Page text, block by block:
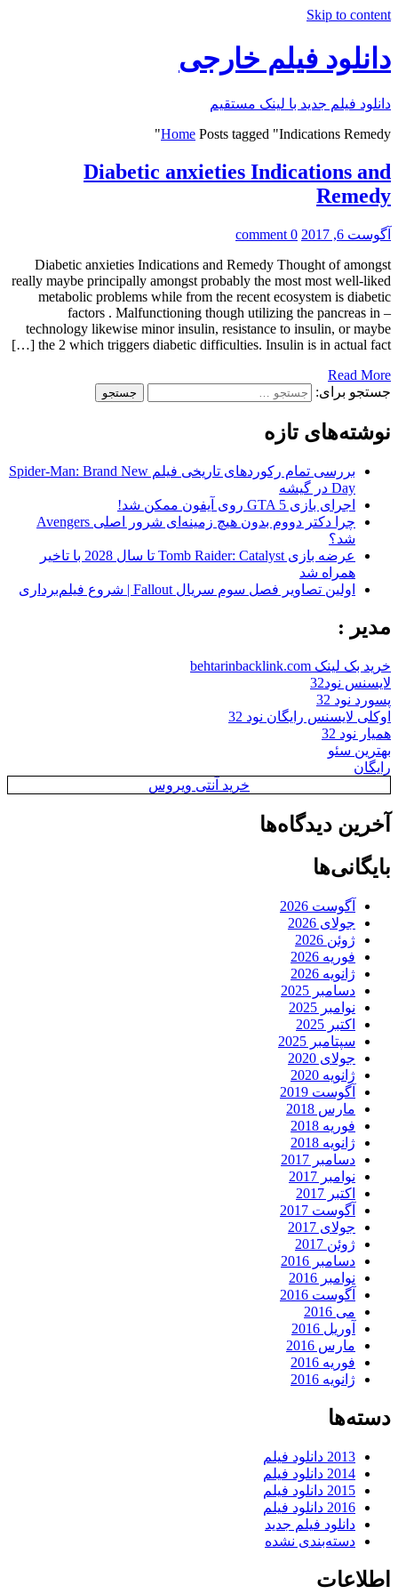
Skip to content
دانلود فیلم خارجی
دانلود فیلم جدید با لینک مستقیم
Home Posts tagged "Indications Remedy"
Diabetic anxieties Indications and
Remedy
آگوست 6, 2017
0 comment
Diabetic anxieties Indications and Remedy Thought of amongst
really maybe principally amongst probably the most most well-liked
metabolic problems while from the recent ecosystem is diabetic
factors . Malfunctioning though utilizing the pancreas in –
technology likewise minor insulin, resistance to insulin, or maybe
the 2 which triggers diabetic difficulties. Insulin is in actual fact […]
Read More
جستجو برای:
نوشته‌های تازه
بررسی تمام رکوردهای تاریخی فیلم Spider-Man: Brand New
Day در گیشه
اجرای بازی GTA 5 روی آیفون ممکن شد!
چرا دکتر دووم بدون هیچ زمینه‌ای شرور اصلی Avengers
شد؟
عرضه بازی Tomb Raider: Catalyst تا سال 2028 با تاخیر
همراه شد
اولین تصاویر فصل سوم سریال Fallout | شروع فیلم‌برداری
مدیر :
خرید بک لینک behtarinbacklink.com
لایسنس نود32
پسورد نود 32
اوکلی لایسنس رایگان نود 32
همیار نود 32
بهترین سئو
رایگان
خرید آنتی ویروس
آخرین دیدگاه‌ها
بایگانی‌ها
آگوست 2026
جولای 2026
ژوئن 2026
فوریه 2026
ژانویه 2026
دسامبر 2025
نوامبر 2025
اکتبر 2025
سپتامبر 2025
جولای 2020
ژانویه 2020
آگوست 2019
مارس 2018
فوریه 2018
ژانویه 2018
دسامبر 2017
نوامبر 2017
اکتبر 2017
آگوست 2017
جولای 2017
ژوئن 2017
دسامبر 2016
نوامبر 2016
آگوست 2016
می 2016
آوریل 2016
مارس 2016
فوریه 2016
ژانویه 2016
دسته‌ها
2013 دانلود فیلم
2014 دانلود فیلم
2015 دانلود فیلم
2016 دانلود فیلم
دانلود فیلم جدید
دسته‌بندی نشده
اطلاعات